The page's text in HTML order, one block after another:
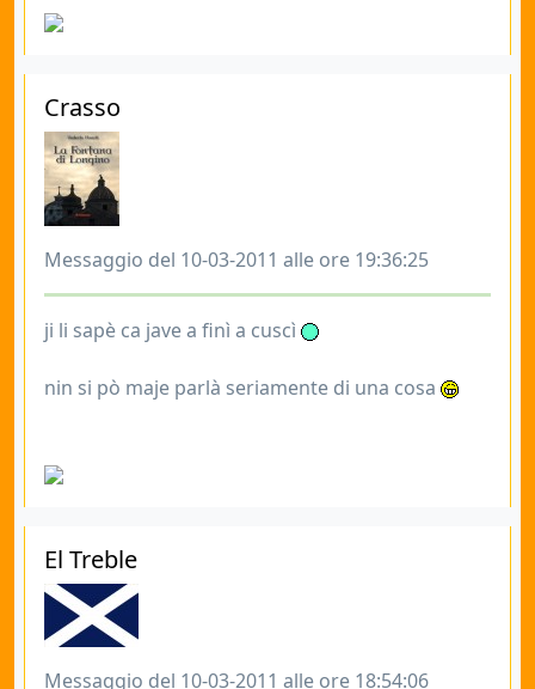
Crasso
Messaggio del 10-03-2011 alle ore 19:36:25
ji li sapè ca jave a finì a cuscì
nin si pò maje parlà seriamente di una cosa
El Treble
Messaggio del 10-03-2011 alle ore 18:54:06